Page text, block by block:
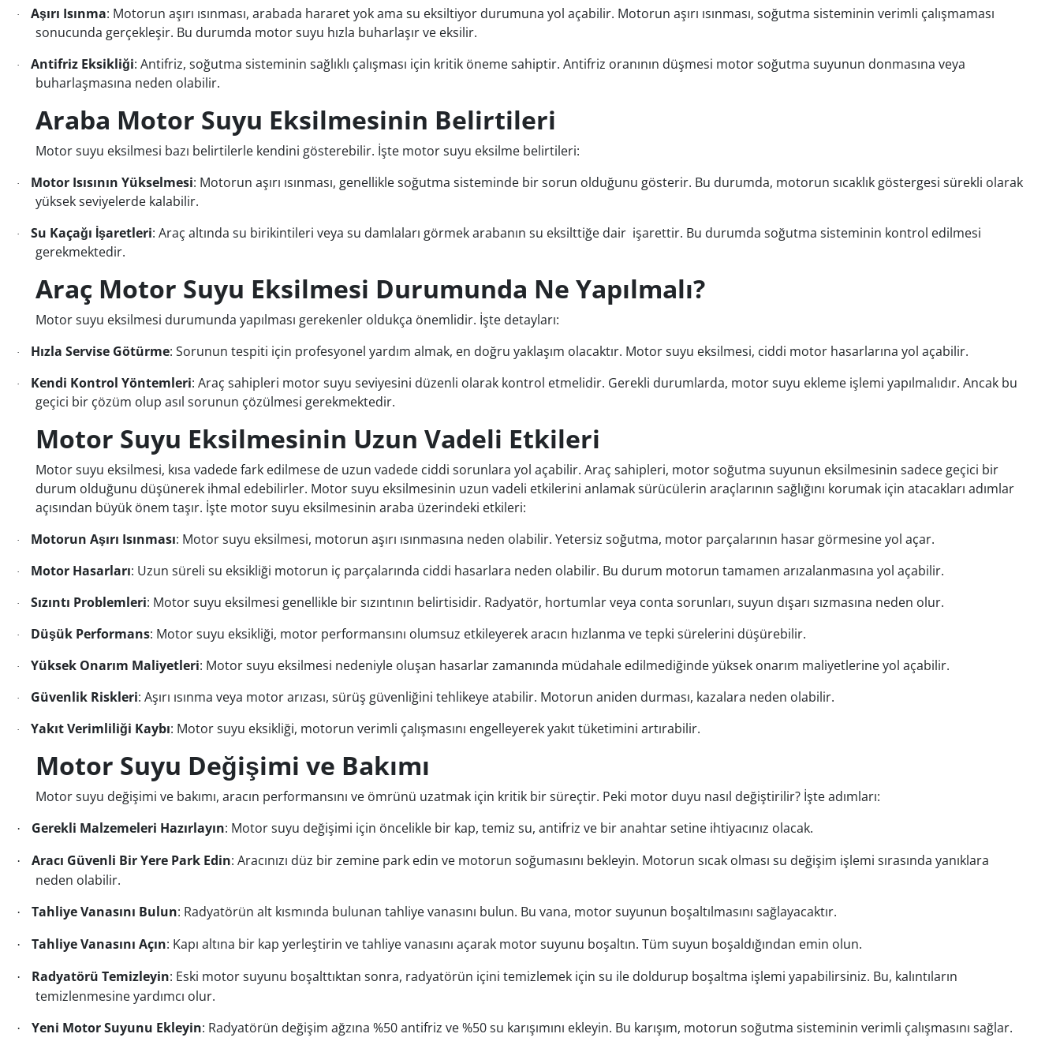
· Aşırı Isınma: Motorun aşırı ısınması, arabada hararet yok ama su eksiltiyor durumuna yol açabilir. Motorun aşırı ısınması, soğutma sisteminin verimli çalışmaması
sonucunda gerçekleşir. Bu durumda motor suyu hızla buharlaşır ve eksilir.
· Antifriz Eksikliği: Antifriz, soğutma sisteminin sağlıklı çalışması için kritik öneme sahiptir. Antifriz oranının düşmesi motor soğutma suyunun donmasına veya
buharlaşmasına neden olabilir.
Araba Motor Suyu Eksilmesinin Belirtileri
Motor suyu eksilmesi bazı belirtilerle kendini gösterebilir. İşte motor suyu eksilme belirtileri:
· Motor Isısının Yükselmesi: Motorun aşırı ısınması, genellikle soğutma sisteminde bir sorun olduğunu gösterir. Bu durumda, motorun sıcaklık göstergesi sürekli olarak
yüksek seviyelerde kalabilir.
· Su Kaçağı İşaretleri: Araç altında su birikintileri veya su damlaları görmek arabanın su eksilttiğe dair işarettir. Bu durumda soğutma sisteminin kontrol edilmesi
gerekmektedir.
Araç Motor Suyu Eksilmesi Durumunda Ne Yapılmalı?
Motor suyu eksilmesi durumunda yapılması gerekenler oldukça önemlidir. İşte detayları:
· Hızla Servise Götürme: Sorunun tespiti için profesyonel yardım almak, en doğru yaklaşım olacaktır. Motor suyu eksilmesi, ciddi motor hasarlarına yol açabilir.
· Kendi Kontrol Yöntemleri: Araç sahipleri motor suyu seviyesini düzenli olarak kontrol etmelidir. Gerekli durumlarda, motor suyu ekleme işlemi yapılmalıdır. Ancak bu
geçici bir çözüm olup asıl sorunun çözülmesi gerekmektedir.
Motor Suyu Eksilmesinin Uzun Vadeli Etkileri
Motor suyu eksilmesi, kısa vadede fark edilmese de uzun vadede ciddi sorunlara yol açabilir. Araç sahipleri, motor soğutma suyunun eksilmesinin sadece geçici bir
durum olduğunu düşünerek ihmal edebilirler. Motor suyu eksilmesinin uzun vadeli etkilerini anlamak sürücülerin araçlarının sağlığını korumak için atacakları adımlar
açısından büyük önem taşır. İşte motor suyu eksilmesinin araba üzerindeki etkileri:
· Motorun Aşırı Isınması: Motor suyu eksilmesi, motorun aşırı ısınmasına neden olabilir. Yetersiz soğutma, motor parçalarının hasar görmesine yol açar.
· Motor Hasarları: Uzun süreli su eksikliği motorun iç parçalarında ciddi hasarlara neden olabilir. Bu durum motorun tamamen arızalanmasına yol açabilir.
· Sızıntı Problemleri: Motor suyu eksilmesi genellikle bir sızıntının belirtisidir. Radyatör, hortumlar veya conta sorunları, suyun dışarı sızmasına neden olur.
· Düşük Performans: Motor suyu eksikliği, motor performansını olumsuz etkileyerek aracın hızlanma ve tepki sürelerini düşürebilir.
· Yüksek Onarım Maliyetleri: Motor suyu eksilmesi nedeniyle oluşan hasarlar zamanında müdahale edilmediğinde yüksek onarım maliyetlerine yol açabilir.
· Güvenlik Riskleri: Aşırı ısınma veya motor arızası, sürüş güvenliğini tehlikeye atabilir. Motorun aniden durması, kazalara neden olabilir.
· Yakıt Verimliliği Kaybı: Motor suyu eksikliği, motorun verimli çalışmasını engelleyerek yakıt tüketimini artırabilir.
Motor Suyu Değişimi ve Bakımı
Motor suyu değişimi ve bakımı, aracın performansını ve ömrünü uzatmak için kritik bir süreçtir. Peki motor duyu nasıl değiştirilir? İşte adımları:
· Gerekli Malzemeleri Hazırlayın: Motor suyu değişimi için öncelikle bir kap, temiz su, antifriz ve bir anahtar setine ihtiyacınız olacak.
· Aracı Güvenli Bir Yere Park Edin: Aracınızı düz bir zemine park edin ve motorun soğumasını bekleyin. Motorun sıcak olması su değişim işlemi sırasında yanıklara
neden olabilir.
· Tahliye Vanasını Bulun: Radyatörün alt kısmında bulunan tahliye vanasını bulun. Bu vana, motor suyunun boşaltılmasını sağlayacaktır.
· Tahliye Vanasını Açın: Kapı altına bir kap yerleştirin ve tahliye vanasını açarak motor suyunu boşaltın. Tüm suyun boşaldığından emin olun.
· Radyatörü Temizleyin: Eski motor suyunu boşalttıktan sonra, radyatörün içini temizlemek için su ile doldurup boşaltma işlemi yapabilirsiniz. Bu, kalıntıların
temizlenmesine yardımcı olur.
· Yeni Motor Suyunu Ekleyin: Radyatörün değişim ağzına %50 antifriz ve %50 su karışımını ekleyin. Bu karışım, motorun soğutma sisteminin verimli çalışmasını sağlar.